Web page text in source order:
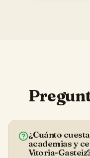
¿Cuánto
academias y
Vitoria-